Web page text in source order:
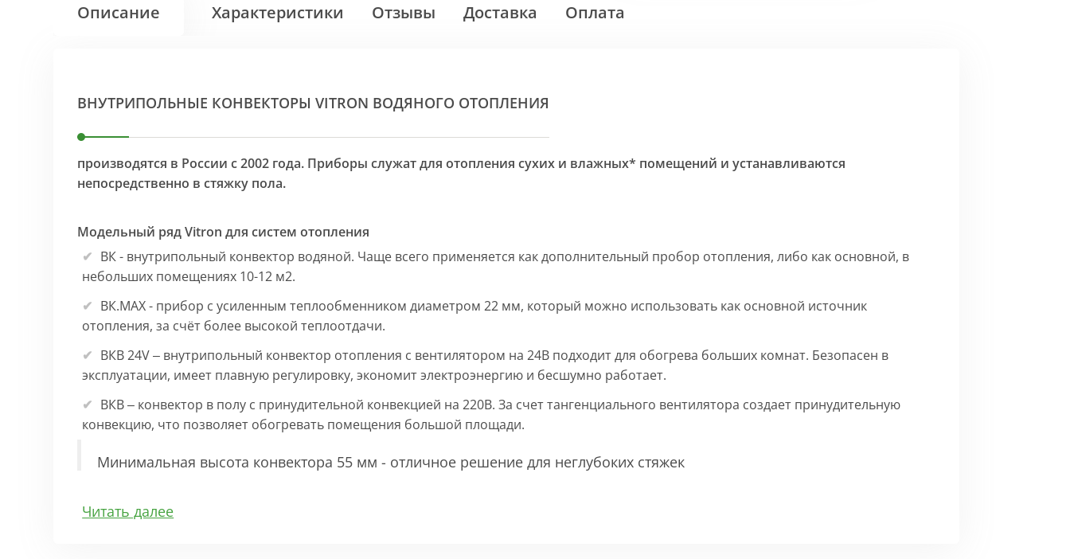
Описание Характеристики Отзывы Доставка Оплата
ВНУТРИПОЛЬНЫЕ КОНВЕКТОРЫ VITRON ВОДЯНОГО ОТОПЛЕНИЯ
производятся в России с 2002 года. Приборы служат для отопления сухих и влажных* помещений и устанавливаются
непосредственно в стяжку пола.
Модельный ряд Vitron для систем отопления
ВК - внутрипольный конвектор водяной. Чаще всего применяется как дополнительный пробор отопления, либо как основной, в
небольших помещениях 10-12 м2.
ВК.МАХ - прибор с усиленным теплообменником диаметром 22 мм, который можно использовать как основной источник
отопления, за счёт более высокой теплоотдачи.
ВКВ 24V – внутрипольный конвектор отопления с вентилятором на 24В подходит для обогрева больших комнат. Безопасен в
эксплуатации, имеет плавную регулировку, экономит электроэнергию и бесшумно работает.
ВКВ – конвектор в полу с принудительной конвекцией на 220В. За счет тангенциального вентилятора создает принудительную
конвекцию, что позволяет обогревать помещения большой площади.
Минимальная высота конвектора 55 мм - отличное решение для неглубоких стяжек
Особенности:
Читать далее